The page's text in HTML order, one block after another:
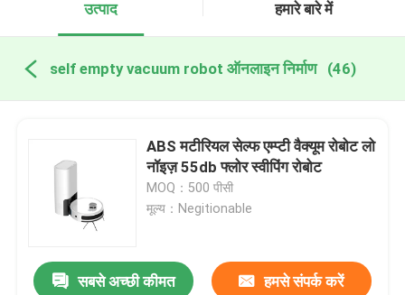
उत्पाद हमारे बारे में
self empty vacuum robot ऑनलाइन निर्माण (46)
ABS मटीरियल सेल्फ एम्प्टी वैक्यूम रोबोट लो
नॉइज़ 55db फ्लोर स्वीपिंग रोबोट
MOQ：500 पीसी
मूल्य：Negitionable
सबसे अच्छी कीमत हमसे संपर्क करें